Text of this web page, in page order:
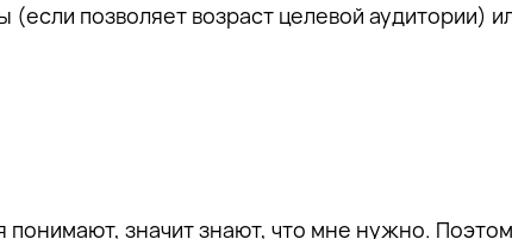
позволяет возраст целевой аудитории)
значит знают, что мне нужно.